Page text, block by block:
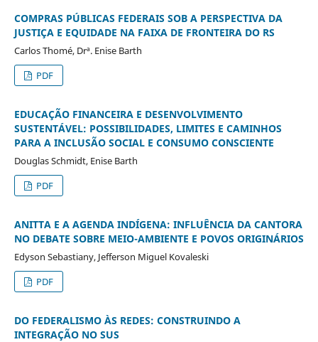
COMPRAS PÚBLICAS FEDERAIS SOB A PERSPECTIVA DA
JUSTIÇA E EQUIDADE NA FAIXA DE FRONTEIRA DO RS
Carlos Thomé, Drª. Enise Barth
PDF
EDUCAÇÃO FINANCEIRA E DESENVOLVIMENTO
SUSTENTÁVEL: POSSIBILIDADES, LIMITES E CAMINHOS
PARA A INCLUSÃO SOCIAL E CONSUMO CONSCIENTE
Douglas Schmidt, Enise Barth
PDF
ANITTA E A AGENDA INDÍGENA: INFLUÊNCIA DA CANTORA
NO DEBATE SOBRE MEIO-AMBIENTE E POVOS ORIGINÁRIOS
Edyson Sebastiany, Jefferson Miguel Kovaleski
PDF
DO FEDERALISMO ÀS REDES: CONSTRUINDO A
INTEGRAÇÃO NO SUS